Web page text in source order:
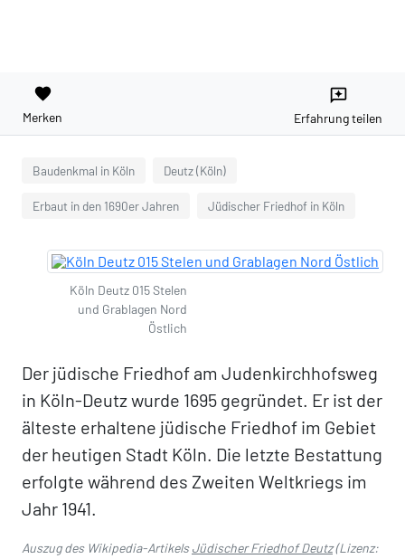
favorite
Merken
reviews
Erfahrung teilen
Baudenkmal in Köln Deutz (Köln)
Erbaut in den 1690er Jahren Jüdischer Friedhof in Köln
Köln Deutz 015 Stelen
und Grablagen Nord
Östlich
Der jüdische Friedhof am Judenkirchhofsweg
in Köln-Deutz wurde 1695 gegründet. Er ist der
älteste erhaltene jüdische Friedhof im Gebiet
der heutigen Stadt Köln. Die letzte Bestattung
erfolgte während des Zweiten Weltkriegs im
Jahr 1941.
Auszug des Wikipedia-ArtikelsJüdischer Friedhof Deutz(Lizenz: